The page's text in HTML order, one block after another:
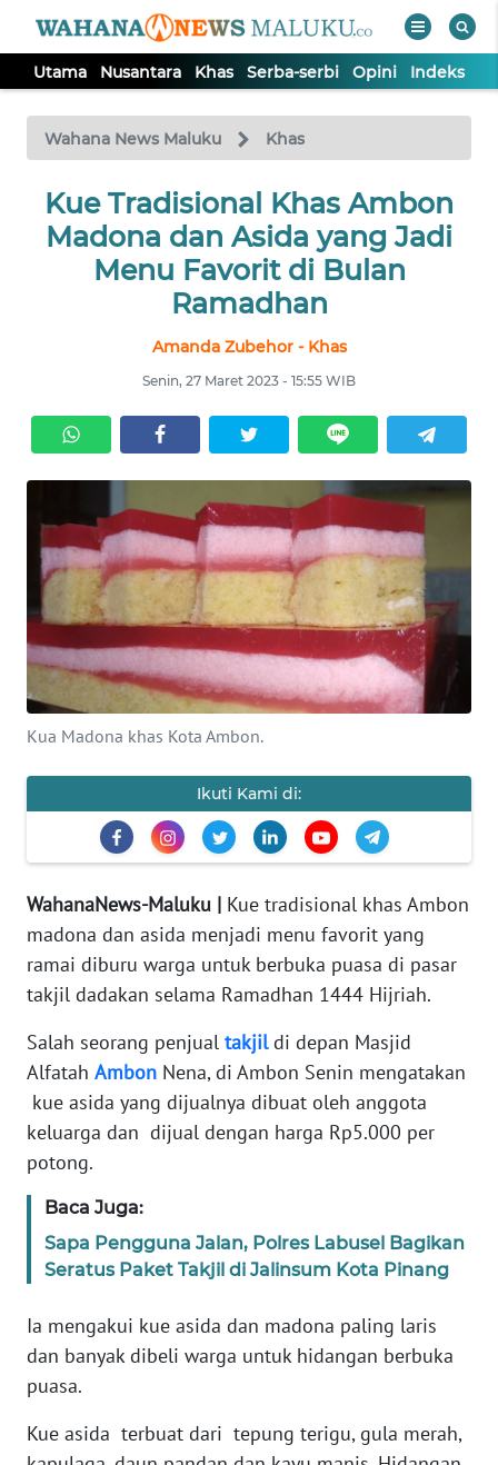
Utama Nusantara Khas Serba-serbi Opini Indeks
Wahana News Maluku Khas
Kue Tradisional Khas Ambon
Madona dan Asida yang Jadi
Menu Favorit di Bulan
Ramadhan
Amanda Zubehor - Khas
Senin, 27 Maret 2023 - 15:55 WIB
Kua Madona khas Kota Ambon.
Ikuti Kami di:
WahanaNews-Maluku | Kue tradisional khas Ambon
madona dan asida menjadi menu favorit yang
ramai diburu warga untuk berbuka puasa di pasar
takjil dadakan selama Ramadhan 1444 Hijriah.
Salah seorang penjual takjildi depan Masjid
Alfatah Ambon Nena, di Ambon Senin mengatakan
kue asida yang dijualnya dibuat oleh anggota
keluarga dan dijual dengan harga Rp5.000 per
potong.
Baca Juga:
Sapa Pengguna Jalan, Polres Labusel Bagikan
Seratus Paket Takjil di Jalinsum Kota Pinang
Ia mengakui kue asida dan madona paling laris
dan banyak dibeli warga untuk hidangan berbuka
puasa.
Kue asida terbuat dari tepung terigu, gula merah,
TV
Tutup
UTAMA
NUSANTARA
SERBI
Informasi
INDEKS
BERITA
KONTAK
KAMI
INFO
PEDOMAN
MEDIA
SIBER
KARIR
DISCLAIMER
Wahana
Regional
JAKARTA
WN